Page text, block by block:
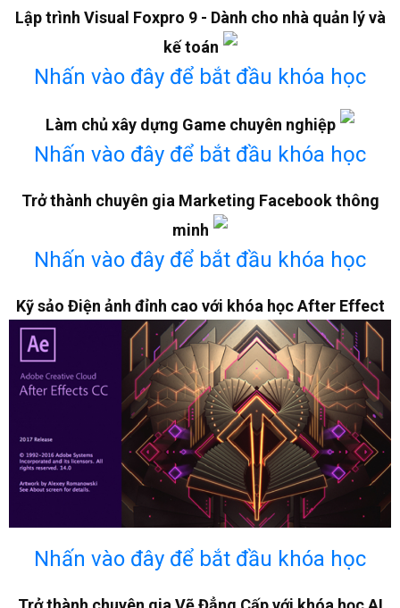
Lập trình Visual Foxpro 9 - Dành cho nhà quản lý và
kế toán
Nhấn vào đây để bắt đầu khóa học
Làm chủ xây dựng Game chuyên nghiệp
Nhấn vào đây để bắt đầu khóa học
Trở thành chuyên gia Marketing Facebook thông
minh
Nhấn vào đây để bắt đầu khóa học
Kỹ sảo Điện ảnh đỉnh cao với khóa học After Effect
Nhấn vào đây để bắt đầu khóa học